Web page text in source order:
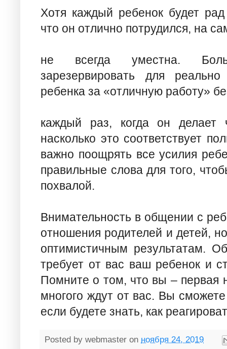
Хотя каждый ребенок будет
что он отлично потрудился, на
не всегда уместна.
зарезервировать для
ребенка за «отличную работу»
каждый раз, когда он делает
насколько это соответствует
важно поощрять все усилия
правильные слова для того,
похвалой.
Внимательность в общении с
отношения родителей и детей,
оптимистичным результатам.
требует от вас ваш ребенок и
Помните о том, что вы – первая
многого ждут от вас. Вы
если будете знать, как
Posted by webmaster on ноября 24, 2019